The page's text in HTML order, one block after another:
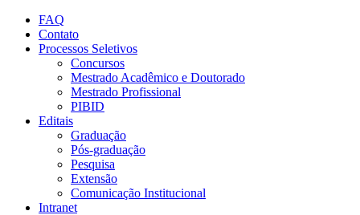
Conteúdo principal
FAQ
Contato
Processos Seletivos
Concursos
Mestrado Acadêmico e Doutorado
Mestrado Profissional
PIBID
Editais
Graduação
Pós-graduação
Pesquisa
Extensão
Comunicação Institucional
Intranet